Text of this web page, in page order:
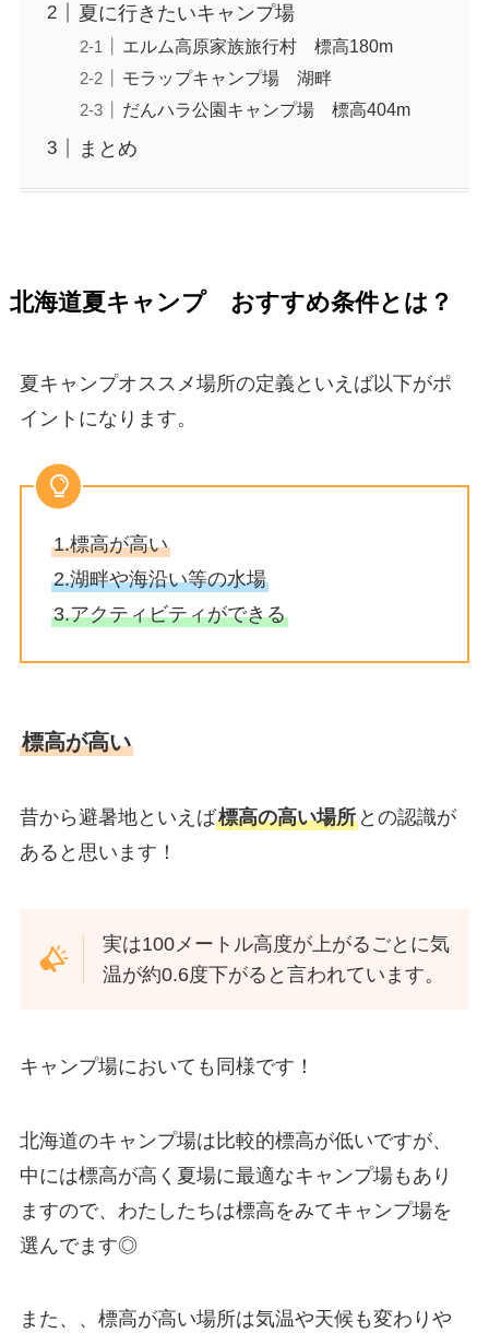
夏に行きたいキャンプ場
エルム高原家族旅行村 標高180m
モラップキャンプ場 湖畔
だんハラ公園キャンプ場 標高404m
まとめ
北海道夏キャンプ おすすめ条件とは？
夏キャンプオススメ場所の定義といえば以下がポ
イントになります。
1.標高が高い
2.湖畔や海沿い等の水場
3.アクティビティができる
標高が高い
昔から避暑地といえば標高の高い場所との認識が
あると思います！
実は100メートル高度が上がるごとに気
温が約0.6度下がると言われています。
キャンプ場においても同様です！
北海道のキャンプ場は比較的標高が低いですが、
中には標高が高く夏場に最適なキャンプ場もあり
ますので、わたしたちは標高をみてキャンプ場を
選んでます◎
また、、標高が高い場所は気温や天候も変わりや